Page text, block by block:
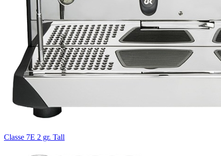
Classe 7E 2 gr. Tall